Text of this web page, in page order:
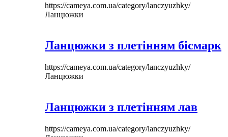
https://cameya.com.ua/category/lanczyuzhky/
Ланцюжки
Ланцюжки з плетінням бісмарк
https://cameya.com.ua/category/lanczyuzhky/
Ланцюжки
Ланцюжки з плетінням лав
https://cameya.com.ua/category/lanczyuzhky/